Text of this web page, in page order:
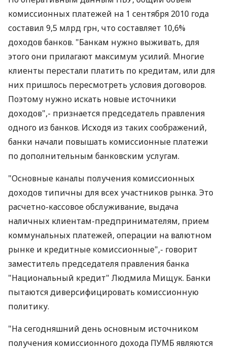
комиссионных платежей на 1 сентября 2010 года
составил 9,5 млрд грн, что составляет 10,6%
доходов банков. "Банкам нужно выживать, для
этого они прилагают максимум усилий. Многие
клиенты перестали платить по кредитам, или для
них пришлось пересмотреть условия договоров.
Поэтому нужно искать новые источники
доходов",- признается председатель правления
одного из банков. Исходя из таких соображений,
банки начали повышать комиссионные платежи
по дополнительным банковским услугам.
"Основные каналы получения комиссионных
доходов типичны для всех участников рынка. Это
расчетно-кассовое обслуживание, выдача
наличных клиентам-предпринимателям, прием
коммунальных платежей, операции на валютном
рынке и кредитные комиссионные",- говорит
заместитель председателя правления банка
"Национальный кредит" Людмила Мищук. Банки
пытаются диверсифицировать комиссионную
политику.
"На сегодняшний день основным источником
получения комиссионного дохода ПУМБ являются